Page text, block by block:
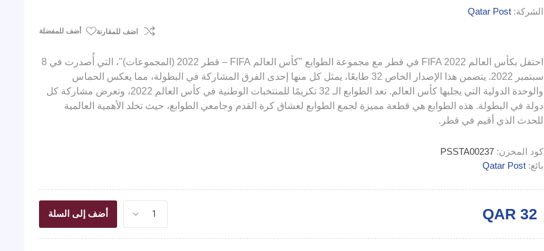
الشركة: Qatar Post
اضف للمقارنة أضف للمفضلة
احتفل بكأس العالم FIFA 2022 في قطر مع مجموعة الطوابع "كأس العالم FIFA – قطر 2022 (المجموعات)"، التي أُصدرت في 8
سبتمبر 2022. يتضمن هذا الإصدار الخاص 32 طابعًا، يمثل كل منها إحدى الفرق المشاركة في البطولة، مما يعكس الحماس
والوحدة الدولية التي يجلبها كأس العالم. تعد الطوابع الـ 32 تكريمًا للمنتخبات الوطنية في كأس العالم 2022، وتعرض مشاركة كل
دولة في البطولة. هذه الطوابع هي قطعة مميزة لجمع الطوابع لعشاق كرة القدم وجامعي الطوابع، حيث تخلد الأهمية العالمية
للحدث الذي أقيم في قطر.
كود المخزن: PSSTA00237
بائع: Qatar Post
QAR 32 أضف إلى السلة